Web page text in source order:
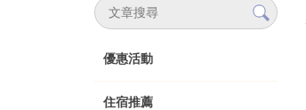
優惠活動
住宿推薦